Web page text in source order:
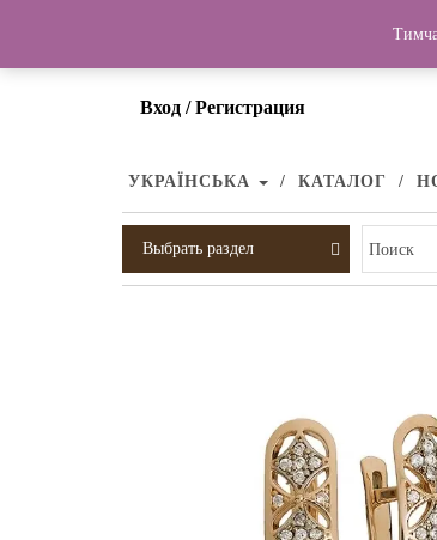
Вход / Регистрация
УКРАЇНСЬКА КАТАЛОГ
Выбрать раздел Поиск